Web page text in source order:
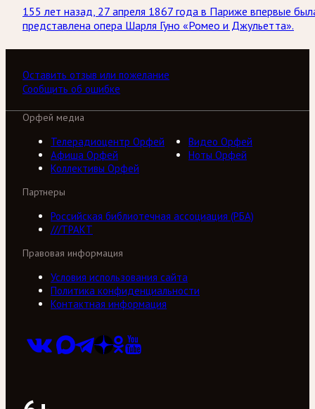
155 лет назад, 27 апреля 1867 года в Париже впервые
представлена опера Шарля Гуно «Ромео и Джульетта».
Оставить отзыв или пожелание
Сообщить об ошибке
Орфей медиа
Телерадиоцентр Орфей
Видео Орфей
Афиша Орфей
Ноты Орфей
Коллективы Орфей
Партнеры
Российская библиотечная ассоциация (РБА)
///ТРАКТ
Правовая информация
Условия использования сайта
Политика конфиденциальности
Контактная информация